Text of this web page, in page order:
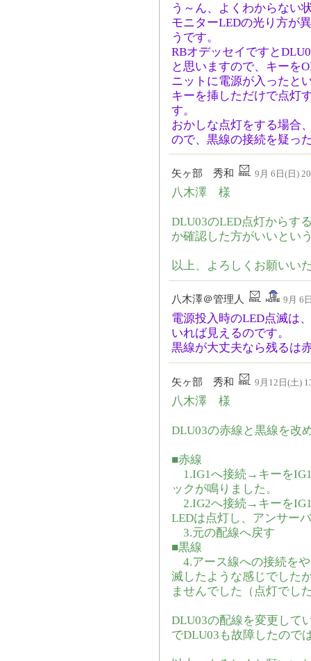
う～ん、よくわからない
モニターLEDの光り方が
うです。
RBオデッセイですと
と思いますので、キーを
ニットに電源が入ったと
キーを挿しただけで点灯
す。
おかしな点灯をする場合
ので、黒線の接続を疑っ
矢ヶ部 秀和 9月 6日(日)
八木澤 様
DLU03のLED点灯からす
か確認した方がいいとい
以上、よろしくお願いい
八木澤＠管理人 9月 6
電源投入時のLED点滅は
いれば見えるのです。
黒線が大丈夫なら残るは
矢ヶ部 秀和 9月12日(土)
八木澤 様
DLU03の赤線と黒線を改
■赤線
1.IG1へ接続→キーを
ックが鳴りました。
2.IG2へ接続→キーを
LEDは点灯し、アンサー
3.元の配線へ戻す
■黒線
4.アース線への接続を
滅したような感じでした
ませんでした（点灯でし
DLU03の配線を変更して
でDLU03も故障したので